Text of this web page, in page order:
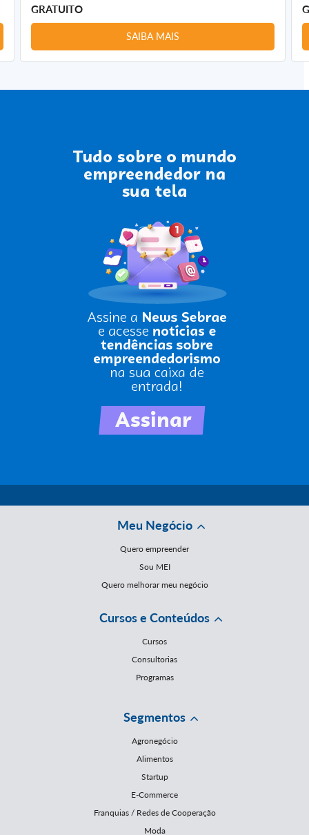
GRATUITO
SAIBA MAIS
Meu Negócio
Quero empreender
Sou MEI
Quero melhorar meu negócio
Cursos e Conteúdos
Cursos
Consultorias
Programas
Segmentos
Agronegócio
Alimentos
Startup
E-Commerce
Franquias / Redes de Cooperação
Moda